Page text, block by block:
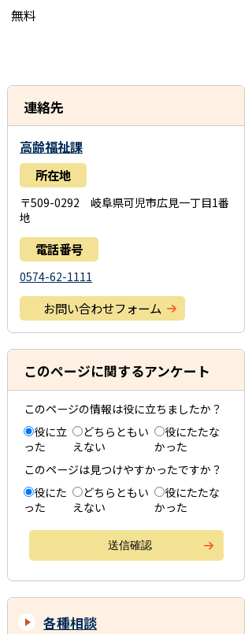
無料
連絡先
高齢福祉課
所在地
〒509-0292 岐阜県可児市広見一丁目1番
地
電話番号
0574-62-1111
お問い合わせフォーム
このページに関するアンケート
このページの情報は役に立ちましたか？
役に立
った
どちらともい
えない
役にたたな
かった
このページは見つけやすかったですか？
役にた
った
どちらともい
えない
役にたたな
かった
各種相談